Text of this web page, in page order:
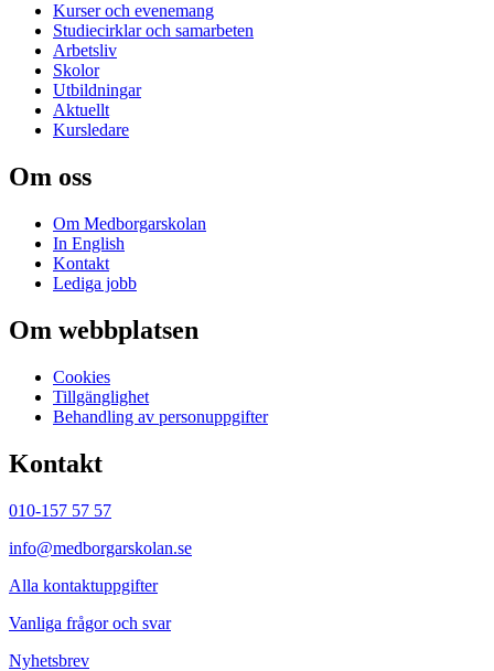
Kurser och evenemang
Studiecirklar och samarbeten
Arbetsliv
Skolor
Utbildningar
Aktuellt
Kursledare
Om oss
Om Medborgarskolan
In English
Kontakt
Lediga jobb
Om webbplatsen
Cookies
Tillgänglighet
Behandling av personuppgifter
Kontakt
010-157 57 57
info@medborgarskolan.se
Alla kontaktuppgifter
Vanliga frågor och svar
Nyhetsbrev